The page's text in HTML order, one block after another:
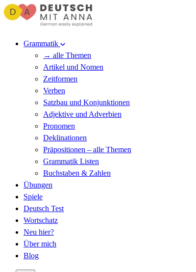
Grammatik
→ alle Themen
Artikel und Nomen
Zeitformen
Verben
Satzbau und Konjunktionen
Adjektive und Adverbien
Pronomen
Deklinationen
Präpositionen – alle Themen
Grammatik Listen
Buchstaben & Zahlen
Übungen
Spiele
Deutsch Test
Wortschatz
Neu hier?
Über mich
Blog